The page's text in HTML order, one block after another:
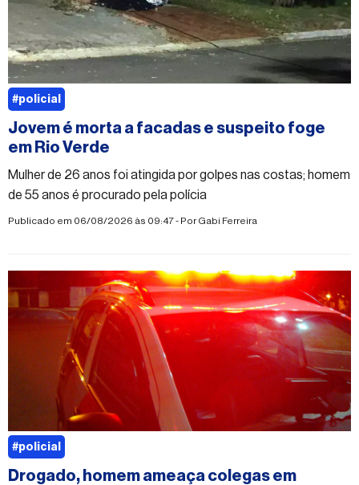
Jovem é morta a facadas e suspeito foge
em Rio Verde
Mulher de 26 anos foi atingida por golpes nas costas; homem
de 55 anos é procurado pela polícia
Publicado em 06/08/2026 às 09:47 - PorGabi Ferreira
#policial
Drogado, homem ameaça colegas em
#policial